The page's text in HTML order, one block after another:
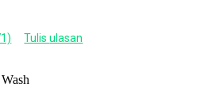
Tulis ulasan